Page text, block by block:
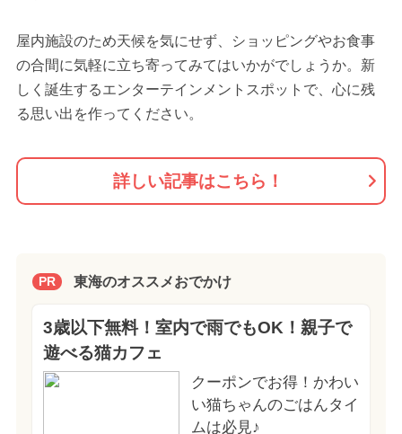
屋内施設のため天候を気にせず、ショッピングやお食事
の合間に気軽に立ち寄ってみてはいかがでしょうか。新
しく誕生するエンターテインメントスポットで、心に残
る思い出を作ってください。
詳しい記事はこちら！
PR 東海のオススメおでかけ
3歳以下無料！室内で雨でもOK！親子で
遊べる猫カフェ
クーポンでお得！かわい
い猫ちゃんのごはんタイ
ムは必見♪